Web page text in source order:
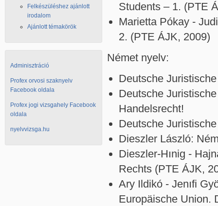
Students – 1. (PTE
Marietta Pókay -
2. (PTE ÁJK, 2009)
Német nyelv:
Deutsche
Deutsche
Handelsrecht!
Deutsche
Dieszler László:
Dieszler-Hınig -
Rechts (PTE ÁJK,
Ary Ildikó - Jenıfi
Europäische Union.
Felkészüléshez ajánlott
irodalom
Ajánlott témakörök
Adminisztráció
Profex orvosi szaknyelv
Facebook oldala
Profex jogi vizsgahely Facebook
oldala
nyelvvizsga.hu